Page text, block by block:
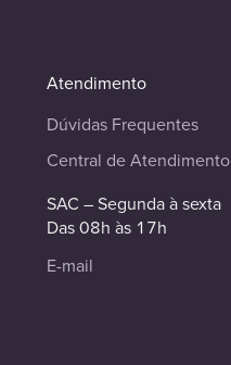
Atendimento
Dúvidas Frequentes
Central de Atendimento
SAC – Segunda à sexta
Das 08h às 17h
E-mail